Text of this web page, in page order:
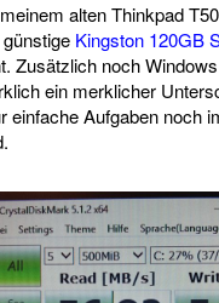
alten Thinkpad
Kingston 120GB
Zusätzlich noch
ein merklicher
einfache Aufgaben noch